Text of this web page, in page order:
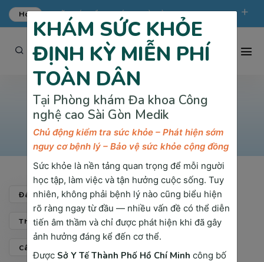
Hot ƯU ĐÃI KHÁM TỔNG QUÁT TẠI SÀI GÒN MEDIK.
phongkham@saigonmedik.com
Cộng đồng sức khỏe
Trang chủ Cộng đồng sức khỏe
Đánh Giá & Chia Sẻ Cộng Đồng Sức Khỏe
Thành Tích & Giải Thưởng Khách Hàng Nói Gì
Câu Hỏi Tiêu Biểu Tại SÀI GÒN MEDIK
KHÁM SỨC KHỎE
ĐỊNH KỲ MIỄN PHÍ
TOÀN DÂN
Tại Phòng khám Đa khoa Công
nghệ cao Sài Gòn Medik
Chủ động kiểm tra sức khỏe – Phát hiện sớm
nguy cơ bệnh lý – Bảo vệ sức khỏe cộng đồng
Sức khỏe là nền tảng quan trọng để mỗi người
học tập, làm việc và tận hưởng cuộc sống. Tuy
nhiên, không phải bệnh lý nào cũng biểu hiện
rõ ràng ngay từ đầu — nhiều vấn đề có thể diễn
tiến âm thầm và chỉ được phát hiện khi đã gây
ảnh hưởng đáng kể đến cơ thể.
Được Sở Y Tế Thành Phố Hồ Chí Minh công bố